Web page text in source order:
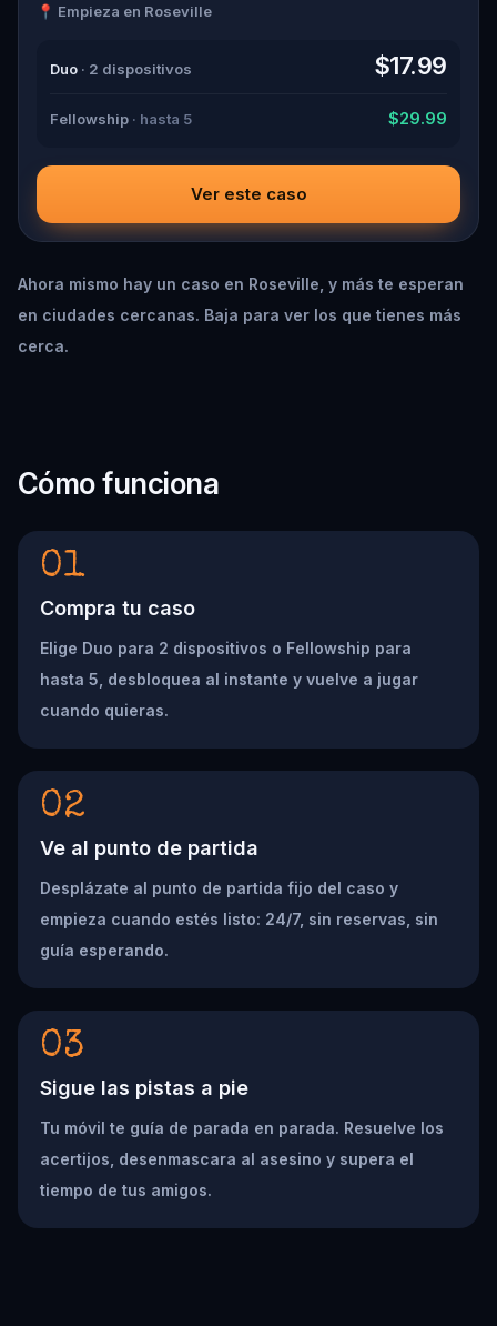
suspects, and expose the real murderer before they strike
📍 Empieza en Roseville
Duo · 2 dispositivos $17.99
Fellowship · hasta 5 $29.99
Ver este caso
Ahora mismo hay un caso en Roseville, y más te esperan
en ciudades cercanas. Baja para ver los que tienes más
cerca.
Cómo funciona
01
Compra tu caso
Elige Duo para 2 dispositivos o Fellowship para
hasta 5, desbloquea al instante y vuelve a jugar
cuando quieras.
02
Ve al punto de partida
Desplázate al punto de partida fijo del caso y
empieza cuando estés listo: 24/7, sin reservas, sin
guía esperando.
03
Sigue las pistas a pie
Tu móvil te guía de parada en parada. Resuelve los
acertijos, desenmascara al asesino y supera el
tiempo de tus amigos.